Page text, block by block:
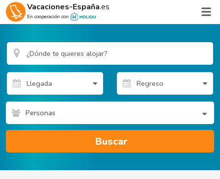
Vacaciones-España.es
En cooperación con
Personas
Buscar